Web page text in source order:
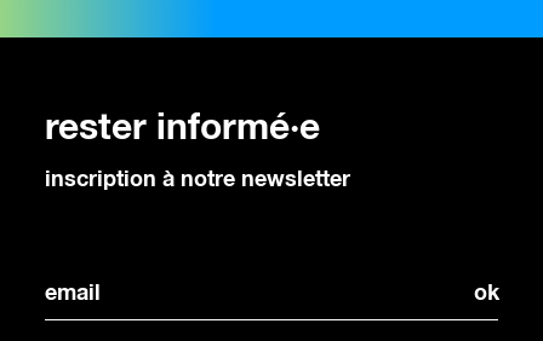
rester informé·e
inscription à notre newsletter